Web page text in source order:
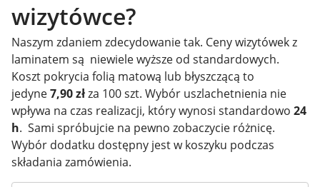
wizytówce?
Naszym zdaniem zdecydowanie tak. Ceny wizytówek z
laminatem są niewiele wyższe od standardowych.
Koszt pokrycia folią matową lub błyszczącą to
jedyne7,90 złza 100 szt. Wybór uszlachetnienia nie
wpływa na czas realizacji, który wynosi standardowo 24
h. Sami spróbujcie na pewno zobaczycie różnicę.
Wybór dodatku dostępny jest w koszyku podczas
składania zamówienia.